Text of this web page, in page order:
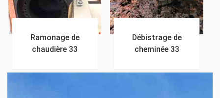
Ramonage de
chaudière 33
Débistrage de
cheminée 33